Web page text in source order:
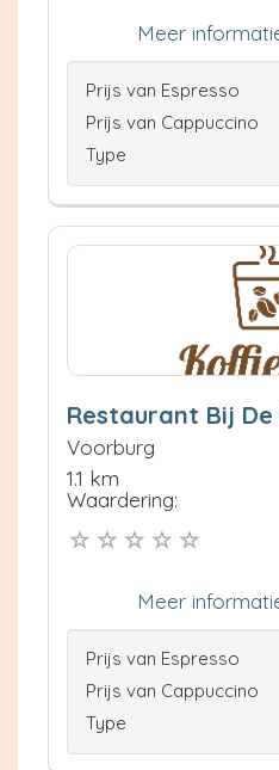
Meer
Prijs van Espresso
Prijs van Cappuccino
Type
Restaurant Bij
Voorburg
1.1 km
Waardering:
Meer
Prijs van Espresso
Prijs van Cappuccino
Type